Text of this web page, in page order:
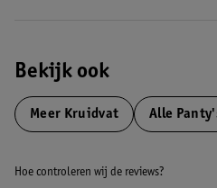
Bekijk ook
Meer Kruidvat Alle
Hoe controleren wij de reviews?